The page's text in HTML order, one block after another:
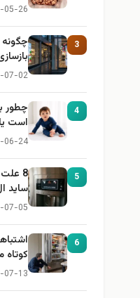
05-26
3
چگونه
07-02
4
چطور
است
باید
06-24
5
8
ساید
07-05
6
کوتاه
07-13